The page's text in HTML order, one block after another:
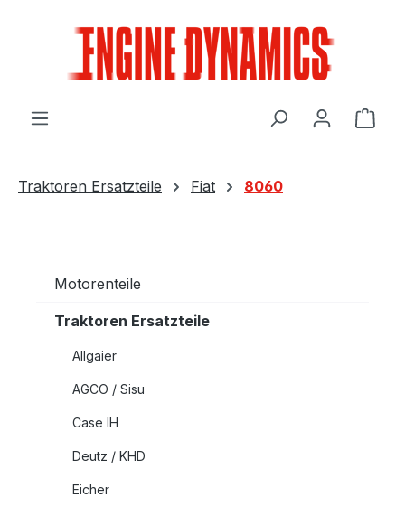
Traktoren Ersatzteile Fiat 8060
Motorenteile
Traktoren Ersatzteile
Allgaier
AGCO / Sisu
Case IH
Deutz / KHD
Eicher